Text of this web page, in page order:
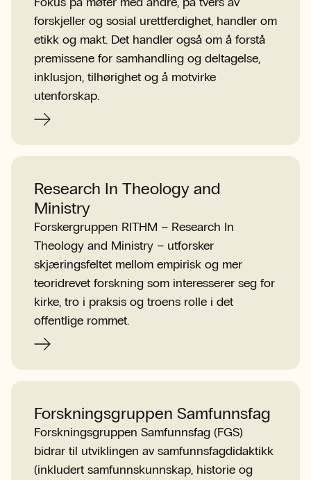
forskjeller og sosial urettferdighet, handler om
etikk og makt. Det handler også om å forstå
premissene for samhandling og deltagelse,
inklusjon, tilhørighet og å motvirke
utenforskap.
Research In Theology and
Ministry
Forskergruppen RITHM – Research In
Theology and Ministry – utforsker
skjæringsfeltet mellom empirisk og mer
teoridrevet forskning som interesserer seg for
kirke, tro i praksis og troens rolle i det
offentlige rommet.
Forskningsgruppen Samfunnsfag
Forskningsgruppen Samfunnsfag (FGS)
bidrar til utviklingen av samfunnsfagdidaktikk
(inkludert samfunnskunnskap, historie og